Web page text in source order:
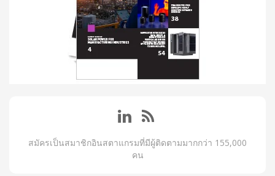
สมัครเป็นสมาชิกอินสตาแกรมที่มีผู้ติดตามมากกว่า 155,000
คน